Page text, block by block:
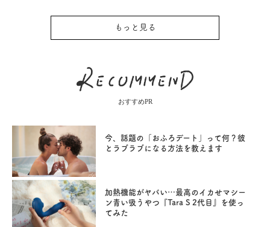
もっと見る
おすすめPR
今、話題の「おふろデート」って何？彼
とラブラブになる方法を教えます
加熱機能がヤバい…最高のイカせマシー
ン青い吸うやつ『Tara S 2代目』を使っ
てみた